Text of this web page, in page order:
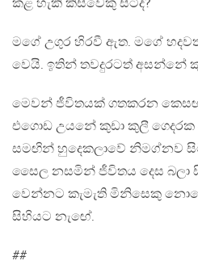
කළ හැකි කිසිවෙකු සිටීද?
මගේ උගුර හිරවී ඇත. මගේ
වෙයි. ඉතින් තවදුරටත් අසන්නේ
මෙවන් ජීවිතයක් ගතකරන කෙසඟ
එගොඩ උයනේ කුඩා කුලී ගෙදරක
සමඟින් හුදෙකලාවේ නිමග්නව
සෛල නසමින් ජීවිතය දෙස බලා
වෙන්නට කැමැති මිනිසෙකු
සිහියට නැඟේ.
##